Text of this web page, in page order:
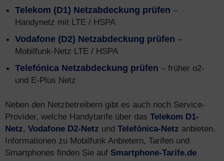
Telekom (D1) Netzabdeckung prüfen –
Handynetz mit LTE / HSPA
Vodafone (D2) Netzabdeckung prüfen –
Mobilfunk-Netz LTE / HSPA
Telefónica Netzabdeckung prüfen – früher o2-
und E-Plus Netz
Neben den Netzbetreibern gibt es auch noch Service-
Provider, welche Handytarife über das Telekom D1-
Netz, Vodafone D2-Netz und Telefónica-Netz anbieten.
Informationen zu Mobilfunk Anbietern, Tarifen und
Smartphones finden Sie auf Smartphone-Tarife.de